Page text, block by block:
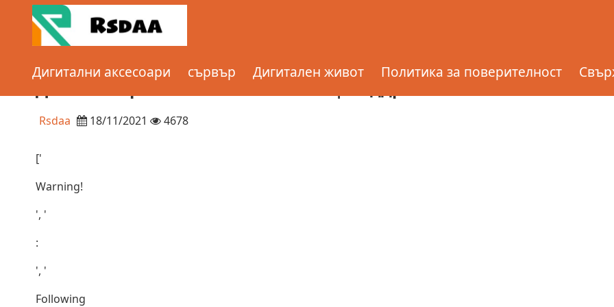
Дигитални аксесоари сървър Дигитален живот Политика за поверителност
Plex
Деинсталирайте Plex Media Server | Поддръжка на Plex
Rsdaa 18/11/2021 4678
['
Warning!
', '
:
', '
Following